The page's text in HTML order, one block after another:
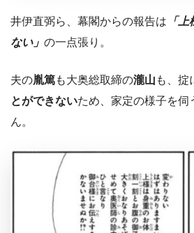
井伊直弼ら、幕閣からの報告は 「
ない」 の一点張り。
夫の胤篤も大奥総取締の瀧山 も、掟
とができないため、家定の様子を伺
ん。